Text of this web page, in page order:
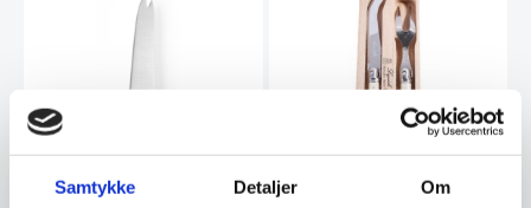
Samtykke Detaljer Om